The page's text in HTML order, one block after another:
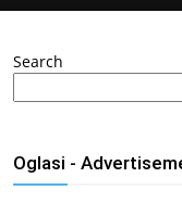
Search
Oglasi -